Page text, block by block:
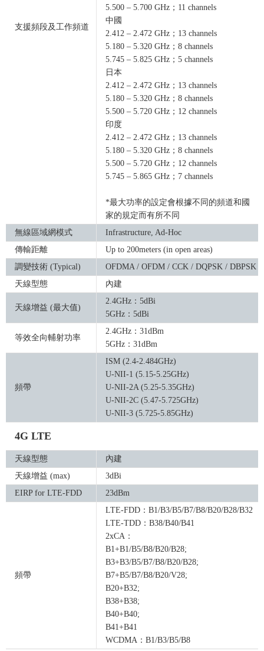
支援頻段及工作頻道
5.500 – 5.700 GHz；11 channels
中國
2.412 – 2.472 GHz；13 channels
5.180 – 5.320 GHz；8 channels
5.745 – 5.825 GHz；5 channels
日本
2.412 – 2.472 GHz；13 channels
5.180 – 5.320 GHz；8 channels
5.500 – 5.720 GHz；12 channels
印度
2.412 – 2.472 GHz；13 channels
5.180 – 5.320 GHz；8 channels
5.500 – 5.720 GHz；12 channels
5.745 – 5.865 GHz；7 channels
*最大功率的設定會根據不同的頻道和國
家的規定而有所不同
無線區域網模式
Infrastructure, Ad-Hoc
傳輸距離
Up to 200meters (in open areas)
調變技術 (Typical)
OFDMA / OFDM / CCK / DQPSK / DBPSK
天線型態
內建
天線增益 (最大值)
2.4GHz：5dBi
5GHz：5dBi
等效全向輔射功率
2.4GHz：31dBm
5GHz：31dBm
頻帶
ISM (2.4-2.484GHz)
U-NII-1 (5.15-5.25GHz)
U-NII-2A (5.25-5.35GHz)
U-NII-2C (5.47-5.725GHz)
U-NII-3 (5.725-5.85GHz)
4G LTE
天線型態
內建
天線增益 (max)
3dBi
EIRP for LTE-FDD
23dBm
頻帶
LTE-FDD：B1/B3/B5/B7/B8/B20/B28/B32
LTE-TDD：B38/B40/B41
2xCA：
B1+B1/B5/B8/B20/B28;
B3+B3/B5/B7/B8/B20/B28;
B7+B5/B7/B8/B20/V28;
B20+B32;
B38+B38;
B40+B40;
B41+B41
WCDMA：B1/B3/B5/B8